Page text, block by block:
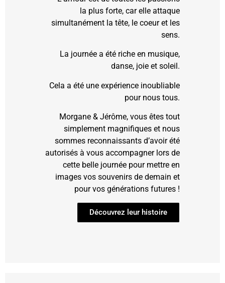
la plus forte, car elle attaque
simultanément la tête, le coeur et les
sens.
La journée a été riche en musique,
danse, joie et soleil.
Cela a été une expérience inoubliable
pour nous tous.
Morgane & Jérôme, vous êtes tout
simplement magnifiques et nous
sommes reconnaissants d’avoir été
autorisés à vous accompagner lors de
cette belle journée pour mettre en
images vos souvenirs de demain et
pour vos générations futures !
Découvrez leur histoire